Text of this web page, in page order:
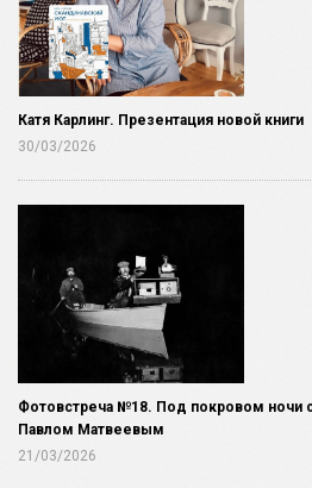
Катя Карлинг. Презентация новой книги
30/03/2026
Фотовстреча №18. Под покровом ночи
Павлом Матвеевым
21/03/2026